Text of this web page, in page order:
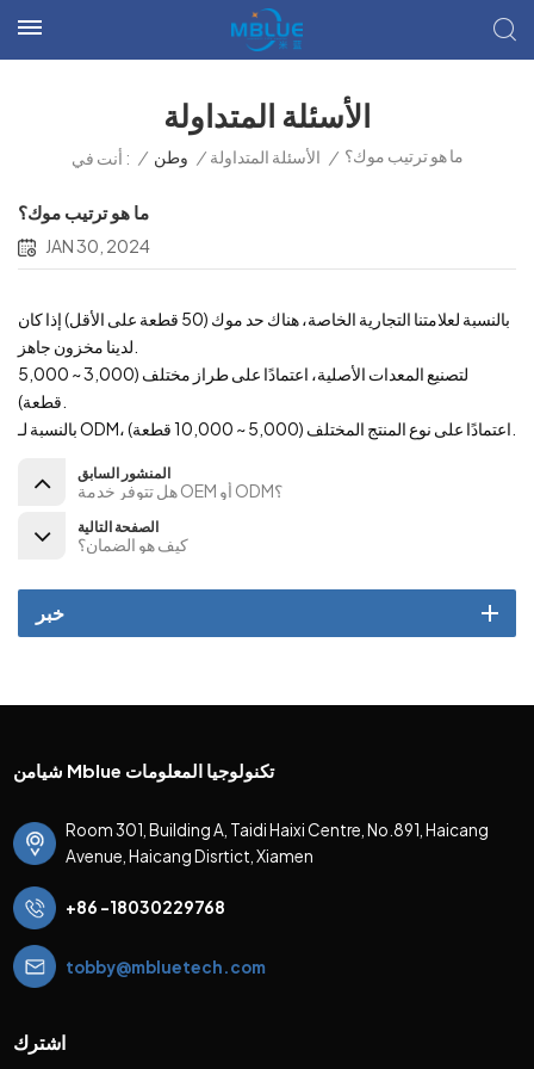
الأسئلة المتداولة
أنت في : / وطن / الأسئلة المتداولة / ما هو ترتيب موك؟
ما هو ترتيب موك؟
JAN 30, 2024
بالنسبة لعلامتنا التجارية الخاصة، هناك حد موك (50 قطعة على الأقل) إذا كان
لتصنيع المعدات الأصلية، اعتمادًا على طراز مختلف (3,000 ~ 5,000
المنشور السابق
هل تتوفر خدمة OEM أو ODM؟
الصفحة التالية
كيف هو الضمان؟
خبر
شيامن Mblue تكنولوجيا المعلومات
Room 301, Building A, Taidi Haixi Centre, No.891, Haicang
Avenue, Haicang Disrtict, Xiamen
+86 -18030229768
tobby@mbluetech.com
اشترك